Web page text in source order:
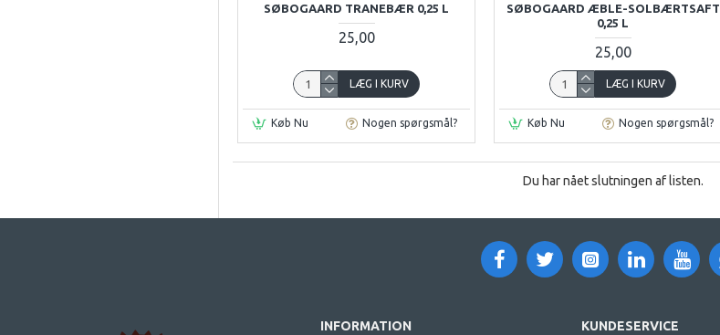
SØBOGAARD TRANEBÆR 0,25 L
25,00
LÆG I KURV
Køb Nu Nogen spørgsmål?
SØBOGAARD ÆBLE-SOLBÆRTSAFT
0,25 L
25,00
LÆG I KURV
Køb Nu Nogen spørgsmål?
Du har nået slutningen af listen.
INFORMATION KUNDESERVICE